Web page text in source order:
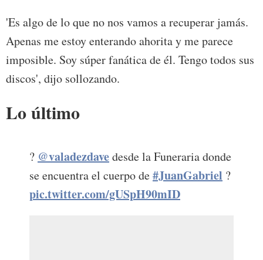
'Es algo de lo que no nos vamos a recuperar jamás.
Apenas me estoy enterando ahorita y me parece
imposible. Soy súper fanática de él. Tengo todos sus
discos', dijo sollozando.
Lo último
? @valadezdavedesde la Funeraria donde
se encuentra el cuerpo de#JuanGabriel ?
pic.twitter.com/gUSpH90mID